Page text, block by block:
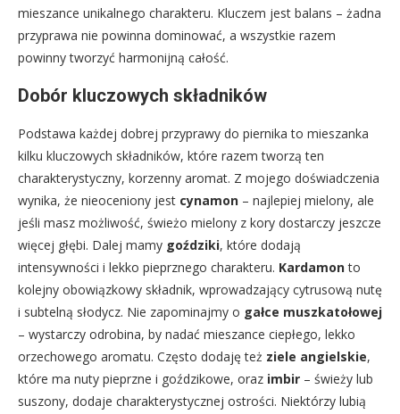
mieszance unikalnego charakteru. Kluczem jest balans – żadna
przyprawa nie powinna dominować, a wszystkie razem
powinny tworzyć harmonijną całość.
Dobór kluczowych składników
Podstawa każdej dobrej przyprawy do piernika to mieszanka
kilku kluczowych składników, które razem tworzą ten
charakterystyczny, korzenny aromat. Z mojego doświadczenia
wynika, że nieoceniony jest cynamon – najlepiej mielony, ale
jeśli masz możliwość, świeżo mielony z kory dostarczy jeszcze
więcej głębi. Dalej mamy goździki, które dodają
intensywności i lekko pieprznego charakteru. Kardamonto
kolejny obowiązkowy składnik, wprowadzający cytrusową nutę
i subtelną słodycz. Nie zapominajmy o gałce muszkatołowej
– wystarczy odrobina, by nadać mieszance ciepłego, lekko
orzechowego aromatu. Często dodaję też ziele angielskie,
które ma nuty pieprzne i goździkowe, oraz imbir – świeży lub
suszony, dodaje charakterystycznej ostrości. Niektórzy lubią